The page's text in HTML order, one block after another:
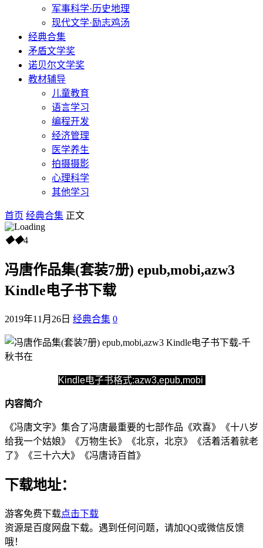
军事科学·历史地理
现代文学·励志鸡汤
经典合集
矛盾文学奖
诺贝尔文学奖
教材辅导
儿童教育
语言学习
编程开发
经济管理
医学养生
拍摄摄影
心理科学
其他学习
首页 经典合集 正文
◆◆4
冯唐作品集(套装7册) epub,mobi,azw3
Kindle电子书下载
2019年11月26日 经典合集 0
Kindle电子书格式:azw3,epub,mobi
内容简介
《冯唐文字》集合了冯唐最重要的七部作品《欢喜》《十八岁
给我一个姑娘》《万物生长》《北京，北京》《活着活着就老
了》《三十六大》《冯唐诗百首》
下载地址：
游客免费下载点击下载
资源是百度网盘下载。遇到任何问题，请加QQ或微信反馈
哦！